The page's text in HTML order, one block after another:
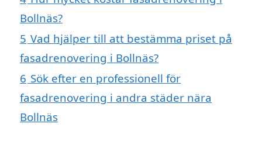
Bollnäs?
5 Vad hjälper till att bestämma priset på
fasadrenovering i Bollnäs?
6 Sök efter en professionell för
fasadrenovering i andra städer nära
Bollnäs